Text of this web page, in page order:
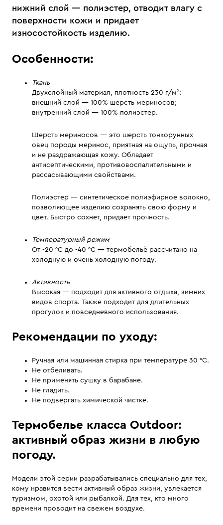
нижний слой — полиэстер, отводит влагу с
поверхности кожи и придает
износостойкость изделию.
Особенности:
Ткань
Двухслойный материал, плотность 230 г/м2 :
внешний слой — 100% шерсть мериносов;
внутренний слой — 100% полиэстер.
Шерсть мериносов — это шерсть тонкорунных
овец породы меринос, приятная на ощупь, прочная
и не раздражающая кожу. Обладает
антисептическими, противовоспалительными и
рассасывающими свойствами.
Полиэстер — синтетическое полиэфирное волокно,
позволяющее изделию сохранять свою форму и
цвет. Быстро сохнет, придает прочность.
Температурный режим
От -20 °C до -40 °C — термобельё рассчитано на
холодную и очень холодную погоду.
Активность
Высокая — подходит для активного отдыха, зимних
видов спорта. Также подходит для длительных
прогулок и повседневного использования.
Рекомендации по уходу:
Ручная или машинная стирка при температуре 30 °С.
Не отбеливать.
Не применять сушку в барабане.
Не гладить.
Не подвергать химической чистке.
Термобелье класса Outdoor:
активный образ жизни в любую
погоду.
Модели этой серии разрабатывались специально для тех,
кому нравится вести активный образ жизни, увлекается
туризмом, охотой или рыбалкой. Для тех, кто много
времени проводит на свежем воздухе.